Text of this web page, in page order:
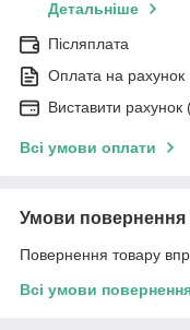
Детальніше
Післяплата
Оплата на рахунок
Виставити
Всі умови оплати
Умови повернення
Повернення товару
Всі умови